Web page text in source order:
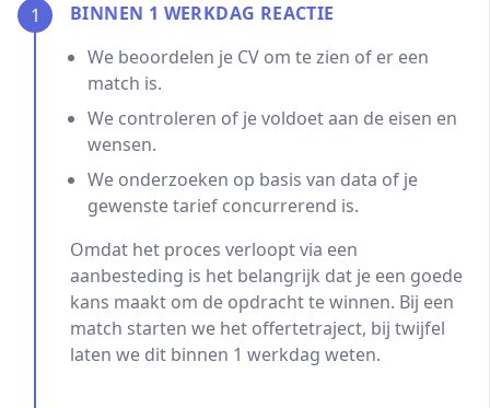
1
BINNEN 1 WERKDAG REACTIE
We beoordelen je CV om te zien of er een
match is.
We controleren of je voldoet aan de eisen en
wensen.
We onderzoeken op basis van data of je
gewenste tarief concurrerend is.
Omdat het proces verloopt via een
aanbesteding is het belangrijk dat je een goede
kans maakt om de opdracht te winnen. Bij een
match starten we het offertetraject, bij twijfel
laten we dit binnen 1 werkdag weten.